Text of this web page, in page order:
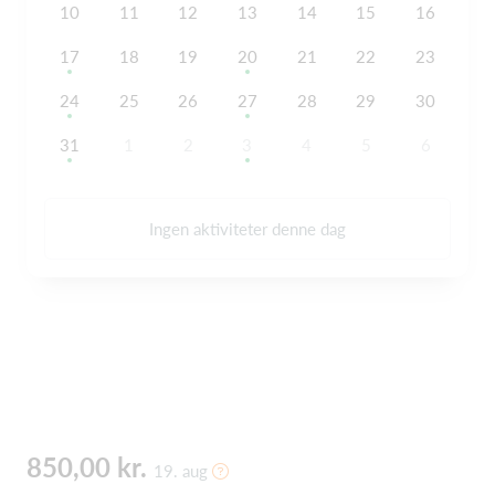
10 11 12 13 14 15 16
17 18 19 20 21 22 23
24 25 26 27 28 29 30
31
Ingen aktiviteter denne dag
850,00 kr. 19. aug